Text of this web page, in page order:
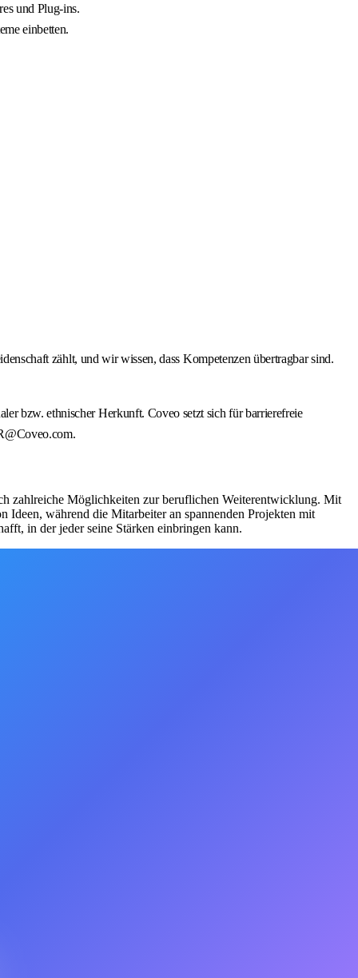
und Plug-ins.
einbetten.
zählt, und wir wissen, dass Kompetenzen übertragbar sind.
bzw. ethnischer Herkunft. Coveo setzt sich für barrierefreie
zahlreiche Möglichkeiten zur beruflichen Weiterentwicklung. Mit
während die Mitarbeiter an spannenden Projekten mit
in der jeder seine Stärken einbringen kann.